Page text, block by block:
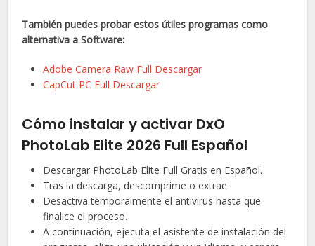
También puedes probar estos útiles programas como
alternativa a Software:
Adobe Camera Raw Full Descargar
CapCut PC Full Descargar
Cómo instalar y activar DxO
PhotoLab Elite 2026 Full Español
Descargar PhotoLab Elite Full Gratis en Español.
Tras la descarga, descomprime o extrae
Desactiva temporalmente el antivirus hasta que
finalice el proceso.
A continuación, ejecuta el asistente de instalación del